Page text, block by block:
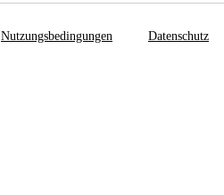
Nutzungsbedingungen Datenschutz